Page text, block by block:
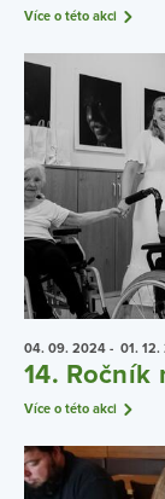
Více o této akci
04. 09. 2024 - 01. 12.
14. Ročník
Více o této akci